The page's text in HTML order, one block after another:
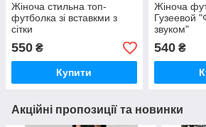
Жіноча стильна топ-
футболка зі вставкми з
сітки
550 ₴
Купити
Жіноча
Гузеевой
звуком"
540₴
Акційні пропозиції та новинки